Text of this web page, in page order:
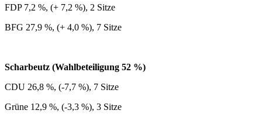
FDP 7,2 %, (+ 7,2 %), 2 Sitze
BFG 27,9 %, (+ 4,0 %), 7 Sitze
Scharbeutz (Wahlbeteiligung 52 %)
CDU 26,8 %, (-7,7 %), 7 Sitze
Grüne 12,9 %, (-3,3 %), 3 Sitze